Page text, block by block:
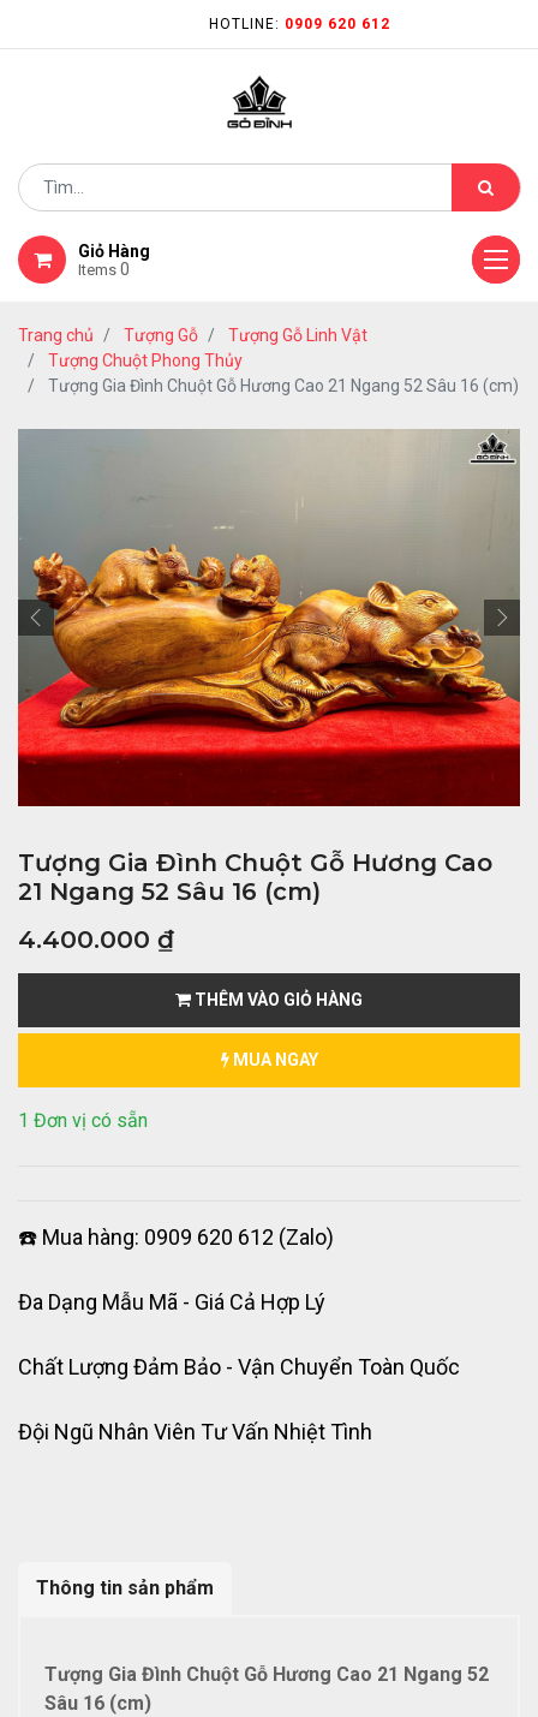
HOTLINE: 0909 620 612
Giỏ Hàng
Items 0
Trang chủ Tượng Gỗ
Tượng Gỗ Linh Vật
Tượng Chuột Phong Thủy
Tượng Gia Đình Chuột Gỗ Hương Cao 21 Ngang 52 Sâu 16 (cm)
Tượng Gia Đình Chuột Gỗ Hương Cao
21 Ngang 52 Sâu 16 (cm)
4.400.000 ₫
THÊM VÀO GIỎ HÀNG
MUA NGAY
1 Đơn vị có sẵn
☎️ Mua hàng: 0909 620 612 (Zalo)
Đa Dạng Mẫu Mã - Giá Cả Hợp Lý
Chất Lượng Đảm Bảo - Vận Chuyển Toàn Quốc
Đội Ngũ Nhân Viên Tư Vấn Nhiệt Tình
Thông tin sản phẩm
Tượng Gia Đình Chuột Gỗ Hương Cao 21 Ngang 52
Sâu 16 (cm)